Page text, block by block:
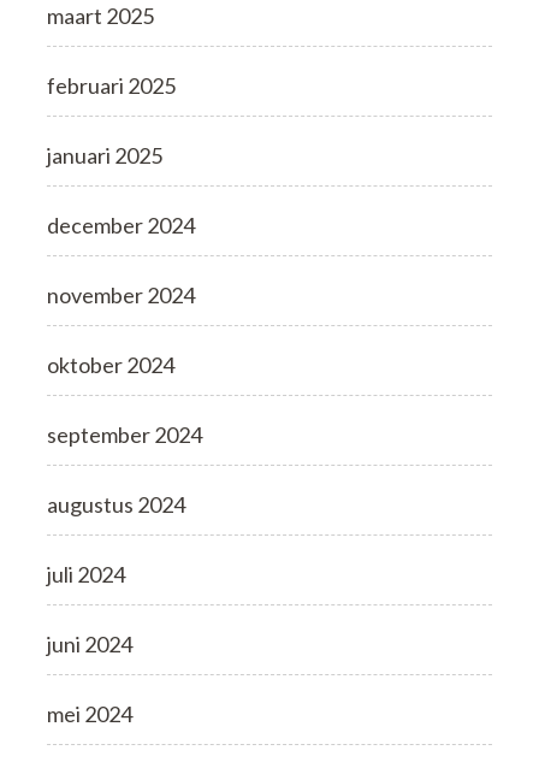
maart 2025
februari 2025
januari 2025
december 2024
november 2024
oktober 2024
september 2024
augustus 2024
juli 2024
juni 2024
mei 2024